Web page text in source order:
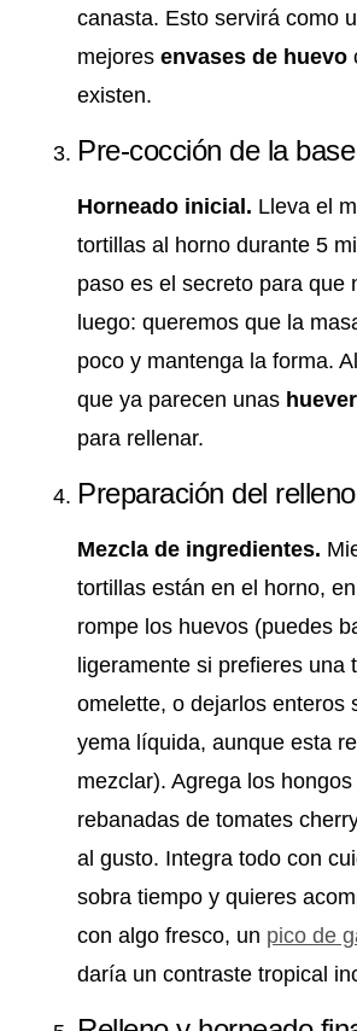
canasta. Esto servirá como
mejores envases de huevo
existen.
Pre-cocción de la base
Horneado inicial. Lleva el
tortillas al horno durante 5
paso es el secreto para que
luego: queremos que la
poco y mantenga la forma.
que ya parecen unas
para rellenar.
Preparación del relleno
Mezcla de ingredientes.
tortillas están en el horno,
rompe los huevos (puedes
ligeramente si prefieres una
omelette, o dejarlos enteros
yema líquida, aunque esta
mezclar). Agrega los
rebanadas de tomates
al gusto. Integra todo con
sobra tiempo y quieres
con algo fresco, un pico de
daría un contraste tropical